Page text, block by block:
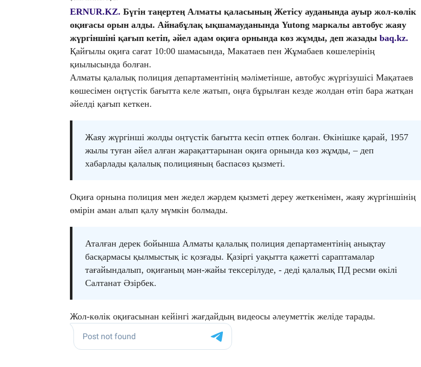
ERNUR.KZ. Бүгін таңертең Алматы қаласының Жетісу ауданында ауыр жол-көлік
оқиғасы орын алды. Айнабұлақ ықшамауданында Yutong маркалы автобус жаяу
жүргіншіні қағып кетіп, әйел адам оқиға орнында көз жұмды, деп жазады baq.kz.
Қайғылы оқиға сағат 10:00 шамасында, Макатаев пен Жұмабаев көшелерінің
қиылысында болған.
Алматы қалалық полиция департаментінің мәліметінше, автобус жүргізушісі Мақатаев
көшесімен оңтүстік бағытта келе жатып, оңға бұрылған кезде жолдан өтіп бара жатқан
әйелді қағып кеткен.
Жаяу жүргінші жолды оңтүстік бағытта кесіп өтпек болған. Өкінішке қарай, 1957
жылы туған әйел алған жарақаттарынан оқиға орнында көз жұмды, – деп
хабарлады қалалық полицияның баспасөз қызметі.
Оқиға орнына полиция мен жедел жәрдем қызметі дереу жеткенімен, жаяу жүргіншінің
өмірін аман алып қалу мүмкін болмады.
Аталған дерек бойынша Алматы қалалық полиция департаментінің анықтау
басқармасы қылмыстық іс қозғады. Қазіргі уақытта қажетті сараптамалар
тағайындалып, оқиғаның мән-жайы тексерілуде, - деді қалалық ПД ресми өкілі
Салтанат Әзірбек.
Жол-көлік оқиғасынан кейінгі жағдайдың видеосы әлеуметтік желіде тарады.